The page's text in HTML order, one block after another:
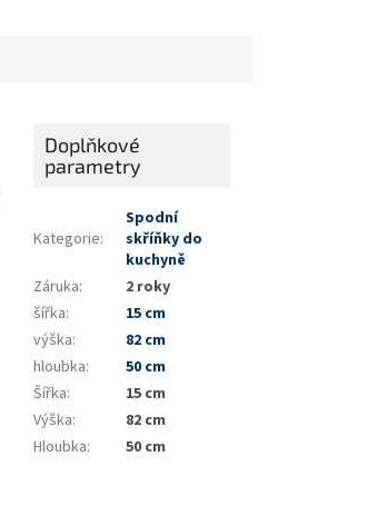
Doplňkové
parametry
Kategorie:
Spodní
skříňky do
kuchyně
Záruka:
2 roky
šířka:
15 cm
výška:
82 cm
hloubka:
50 cm
Šířka:
15 cm
Výška:
82 cm
Hloubka: 50 cm